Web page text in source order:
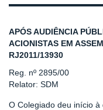
APÓS AUDIÊNCIA
ACIONISTAS EM
RJ2011/13930
Reg. nº 2895/00
Relator: SDM
O Colegiado deu início à